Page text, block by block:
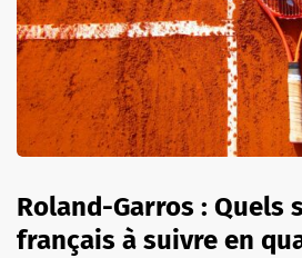
Roland-Garros : Quels
français à suivre en